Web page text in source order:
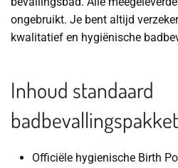
ongebruikt. Je bent altijd
kwalitatief en hygiënische
Inhoud standaard
badbevallingspakket
Officiële hygienische Birth